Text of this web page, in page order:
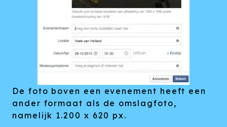
De foto boven een evenement heeft een
ander formaat als de omslagfoto,
namelijk 1.200 x 620 px.